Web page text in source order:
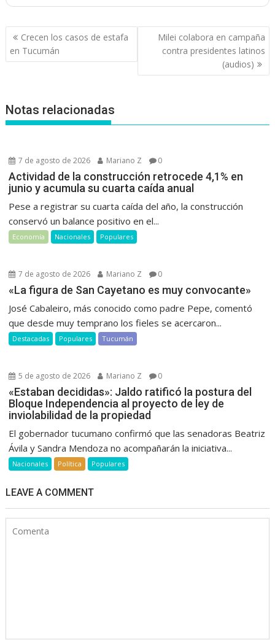
Navegación
de
entradas
Crecen los casos de estafa
en Tucumán
Milei colabora en campaña
contra presidentes latinos
(audios)
Notas relacionadas
7 de agosto de 2026 Mariano Z 0
Actividad de la construcción retrocede 4,1% en
junio y acumula su cuarta caída anual
Pese a registrar su cuarta caída del año, la construcción
conservó un balance positivo en el...
Economía Nacionales Populares
7 de agosto de 2026 Mariano Z 0
«La figura de San Cayetano es muy convocante»
José Cabaleiro, más conocido como padre Pepe, comentó
que desde muy temprano los fieles se acercaron...
Destacadas Populares Tucumán
5 de agosto de 2026 Mariano Z 0
«Estaban decididas»: Jaldo ratificó la postura del
Bloque Independencia al proyecto de ley de
inviolabilidad de la propiedad
El gobernador tucumano confirmó que las senadoras Beatriz
Ávila y Sandra Mendoza no acompañarán la iniciativa...
Nacionales Política Populares
LEAVE A COMMENT